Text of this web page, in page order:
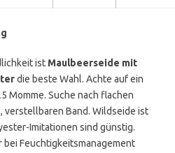
ist Maulbeerseide mit
die beste Wahl. Achte auf ein
Momme. Suche nach flachen
verstellbaren Band. Wildseide ist
Imitationen sind günstig.
bei Feuchtigkeitsmanagement